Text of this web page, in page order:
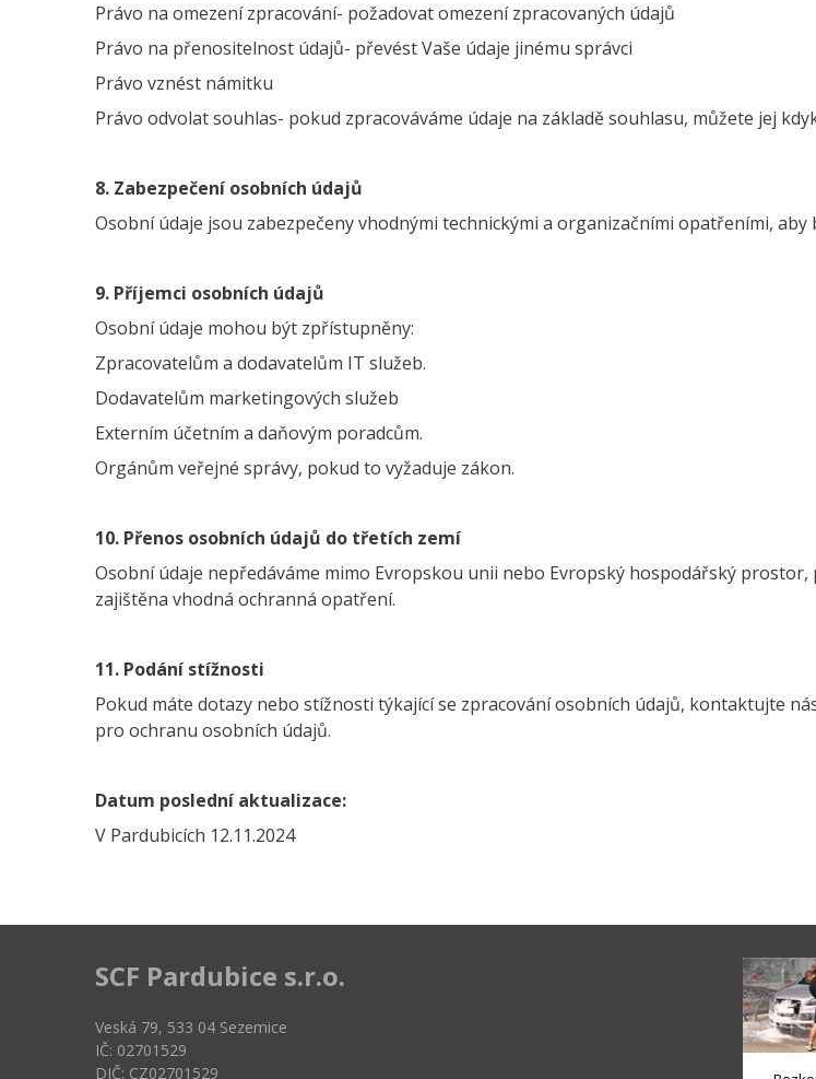
Právo na omezení zpracování- požadovat omezení zpracovaných údajů
Právo na přenositelnost údajů- převést Vaše údaje jinému správci
Právo vznést námitku
Právo odvolat souhlas- pokud zpracováváme údaje na základě souhlasu, můžete jej
8. Zabezpečení osobních údajů
Osobní údaje jsou zabezpečeny vhodnými technickými a organizačními opatřeními,
9. Příjemci osobních údajů
Osobní údaje mohou být zpřístupněny:
Zpracovatelům a dodavatelům IT služeb.
Dodavatelům marketingových služeb
Externím účetním a daňovým poradcům.
Orgánům veřejné správy, pokud to vyžaduje zákon.
10. Přenos osobních údajů do třetích zemí
Osobní údaje nepředáváme mimo Evropskou unii nebo Evropský hospodářský
zajištěna vhodná ochranná opatření.
11. Podání stížnosti
Pokud máte dotazy nebo stížnosti týkající se zpracování osobních údajů, kontaktujte
pro ochranu osobních údajů.
Datum poslední aktualizace:
V Pardubicích 12.11.2024
SCF Pardubice s.r.o.
Veská 79, 533 04 Sezemice
IČ: 02701529
DIČ: CZ02701529